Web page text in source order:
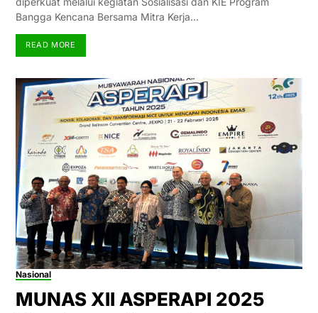
Bangga Kencana Bersama Mitra Kerja…
READ MORE
Nasional
MUNAS XII ASPERAPI 2025